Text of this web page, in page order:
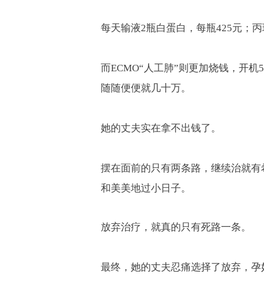
每天输液2瓶白蛋白，每瓶425元；
而ECMO“ 人工肺”则更加烧钱，开机5
随随便便就几十万。
她的丈夫实在拿不出钱了。
摆在面前的只有两条路，继续治就
和美美地过小日子。
放弃治疗，就真的只有死路一条。
最终，她的丈夫忍痛选择了放弃，